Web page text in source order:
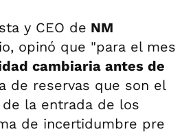
y CEO de NM
opinó que "para el mes
cambiaria antes de
de reservas que son el
la entrada de los
de incertidumbre pre